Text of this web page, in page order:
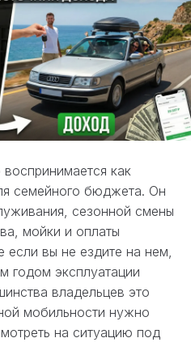
как
семейного бюджета. Он
сезонной смены
мойки и оплаты
вы не ездите на нем,
годом эксплуатации
владельцев это
мобильности нужно
на ситуацию под